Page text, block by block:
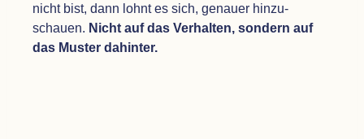
nicht bist, dann lohnt es sich, genauer hin­zu­
schauen. Nicht auf das Ver­hal­ten, son­dern auf
das Mus­ter dahinter.